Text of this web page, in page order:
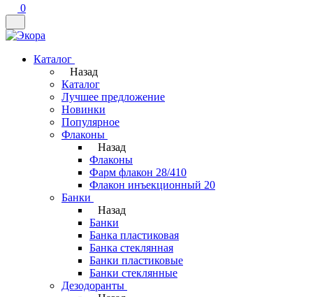
0
Каталог
Назад
Каталог
Лучшее предложение
Новинки
Популярное
Флаконы
Назад
Флаконы
Фарм флакон 28/410
Флакон инъекционный 20
Банки
Назад
Банки
Банка пластиковая
Банка стеклянная
Банки пластиковые
Банки стеклянные
Дезодоранты